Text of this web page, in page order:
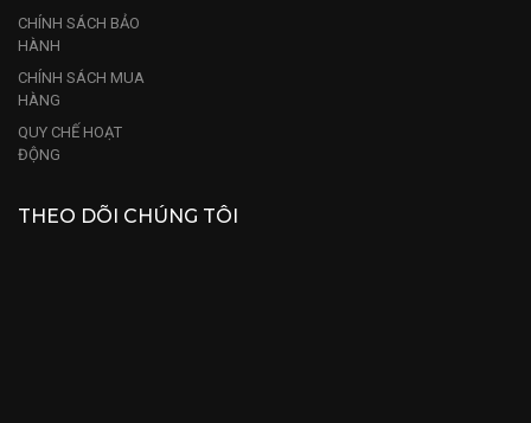
CHÍNH SÁCH BẢO
HÀNH
CHÍNH SÁCH MUA
HÀNG
QUY CHẾ HOẠT
ĐỘNG
THEO DÕI CHÚNG TÔI